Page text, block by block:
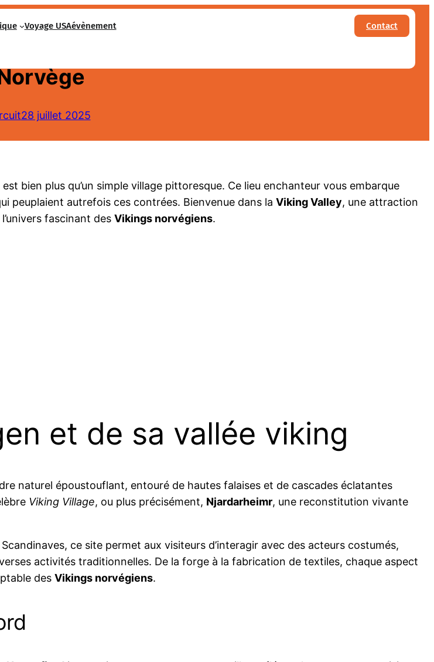
Voyage USAévènement Contact
de la mythique vallée viking de
28 juillet 2025
bien plus qu’un simple village pittoresque. Ce lieu enchanteur vous embarque
peuplaient autrefois ces contrées. Bienvenue dans laViking Valley, une attraction
fascinant desVikings norvégiens.
et de sa vallée viking
naturel époustouflant, entouré de hautes falaises et de cascades éclatantes
Viking Village, ou plus précisément, Njardarheimr, une reconstitution vivante
ce site permet aux visiteurs d’interagir avec des acteurs costumés,
activités traditionnelles. De la forge à la fabrication de textiles, chaque aspect
desVikings norvégiens.